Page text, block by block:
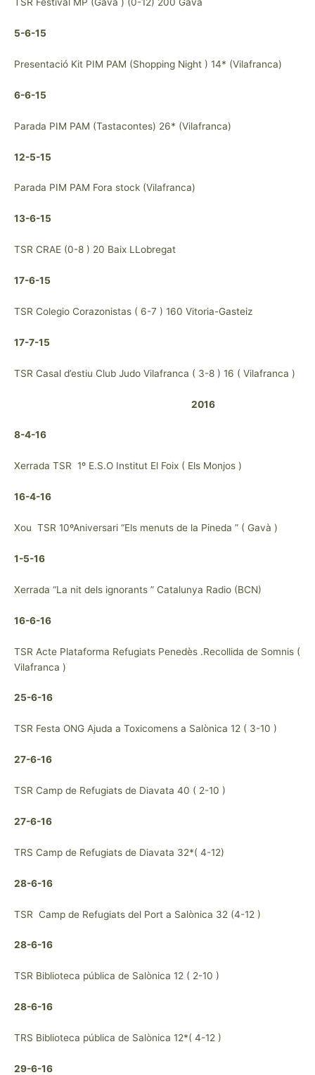
TSR Festival MP (Gavà ) (0-12) 200 Gavà
5-6-15
Presentació Kit PIM PAM (Shopping Night ) 14* (Vilafranca)
6-6-15
Parada PIM PAM (Tastacontes) 26* (Vilafranca)
12-5-15
Parada PIM PAM Fora stock (Vilafranca)
13-6-15
TSR CRAE (0-8 ) 20 Baix LLobregat
17-6-15
TSR Colegio Corazonistas ( 6-7 ) 160 Vitoria-Gasteiz
17-7-15
TSR Casal d’estiu Club Judo Vilafranca ( 3-8 ) 16 ( Vilafranca )
2016
8-4-16
Xerrada TSR 1º E.S.O Institut El Foix ( Els Monjos )
16-4-16
Xou TSR 10ºAniversari “Els menuts de la Pineda ” ( Gavà )
1-5-16
Xerrada “La nit dels ignorants ” Catalunya Radio (BCN)
16-6-16
TSR Acte Plataforma Refugiats Penedès .Recollida de Somnis (
Vilafranca )
25-6-16
TSR Festa ONG Ajuda a Toxicomens a Salònica 12 ( 3-10 )
27-6-16
TSR Camp de Refugiats de Diavata 40 ( 2-10 )
27-6-16
TRS Camp de Refugiats de Diavata 32*( 4-12)
28-6-16
TSR Camp de Refugiats del Port a Salònica 32 (4-12 )
28-6-16
TSR Biblioteca pública de Salònica 12 ( 2-10 )
28-6-16
TRS Biblioteca pública de Salònica 12*( 4-12 )
29-6-16